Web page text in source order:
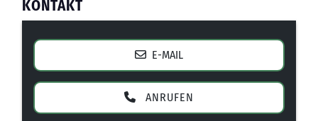
KONTAKT
E-MAIL
ANRUFEN